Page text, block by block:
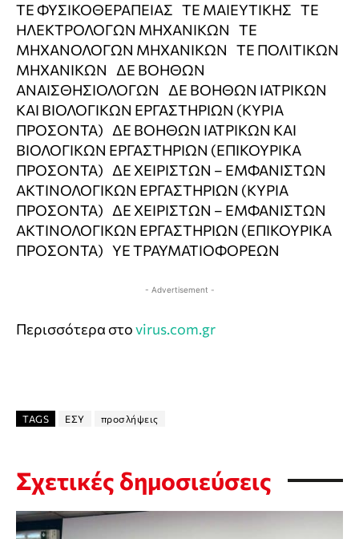
ΤΕ ΦΥΣΙΚΟΘΕΡΑΠΕΙΑΣ ΤΕ ΜΑΙΕΥΤΙΚΗΣ ΤΕ
ΗΛΕΚΤΡΟΛΟΓΩΝ ΜΗΧΑΝΙΚΩΝ ΤΕ
ΜΗΧΑΝΟΛΟΓΩΝ ΜΗΧΑΝΙΚΩΝ ΤΕ ΠΟΛΙΤΙΚΩΝ
ΜΗΧΑΝΙΚΩΝ ΔΕ ΒΟΗΘΩΝ
ΑΝΑΙΣΘΗΣΙΟΛΟΓΩΝ ΔΕ ΒΟΗΘΩΝ ΙΑΤΡΙΚΩΝ
ΚΑΙ ΒΙΟΛΟΓΙΚΩΝ ΕΡΓΑΣΤΗΡΙΩΝ (ΚΥΡΙΑ
ΠΡΟΣΟΝΤΑ) ΔΕ ΒΟΗΘΩΝ ΙΑΤΡΙΚΩΝ ΚΑΙ
ΒΙΟΛΟΓΙΚΩΝ ΕΡΓΑΣΤΗΡΙΩΝ (ΕΠΙΚΟΥΡΙΚΑ
ΠΡΟΣΟΝΤΑ) ΔΕ ΧΕΙΡΙΣΤΩΝ – ΕΜΦΑΝΙΣΤΩΝ
ΑΚΤΙΝΟΛΟΓΙΚΩΝ ΕΡΓΑΣΤΗΡΙΩΝ (ΚΥΡΙΑ
ΠΡΟΣΟΝΤΑ) ΔΕ ΧΕΙΡΙΣΤΩΝ – ΕΜΦΑΝΙΣΤΩΝ
ΑΚΤΙΝΟΛΟΓΙΚΩΝ ΕΡΓΑΣΤΗΡΙΩΝ (ΕΠΙΚΟΥΡΙΚΑ
ΠΡΟΣΟΝΤΑ) ΥΕ ΤΡΑΥΜΑΤΙΟΦΟΡΕΩΝ
- Advertisement -
Περισσότερα στοvirus.com.gr
TAGS ΕΣΥ προσλήψεις
Σχετικές δημοσιεύσεις